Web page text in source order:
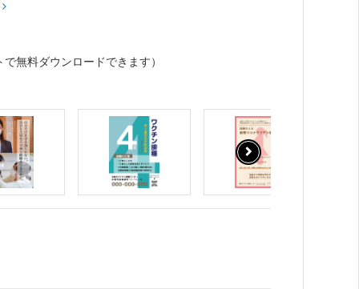
無料ダウンロードできます）